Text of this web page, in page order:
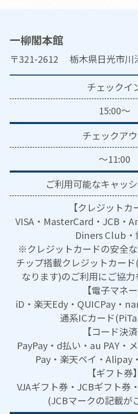
一柳閣本館
〒321-2612 栃木県日光市川
チェックイ
15:00～
チェックア
～11:00
ご利用可能なキャッ
【クレジットカ
VISA・MasterCard・JCB・
Diners Club・
※クレジットカードの安全
チップ搭載クレジットカー
なります)のご利用にご協力
【電子マネー
iD・楽天Edy・QUICPay・
通系ICカード
【コード決済
PayPay・d払い・au PAY・
Pay・楽天ペイ・Alipay
【ギフト券】
VJAギフト券・JCBギフト券
(JCBマークの記載が